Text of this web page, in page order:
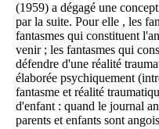
(1959) a dégagé une
par la suite. Pour elle , les
fantasmes qui constituent
venir ; les fantasmes qui
défendre d'une réalité
élaborée psychiquement
fantasme et réalité
d'enfant : quand le journal
parents et enfants sont